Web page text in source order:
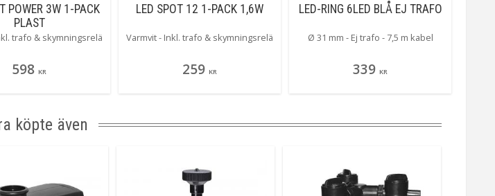
POWER 3W 1-PACK
PLAST
trafo & skymningsrelä
598 KR
LED SPOT 12 1-PACK 1,6W
Varmvit - Inkl. trafo & skymningsrelä
259 KR
LED-RING 6LED BLÅ EJ TRAFO
Ø 31 mm - Ej trafo - 7,5 m kabel
339 KR
köpte även